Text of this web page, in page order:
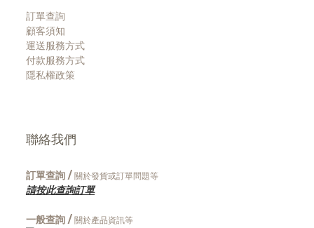
訂單查詢
顧客須知
運送服務方式
付款服務方式
隱私權政策
聯絡我們
訂單查詢 / 關於發貨或訂單問題等
請按此查詢訂單
一般查詢 / 關於產品資訊等